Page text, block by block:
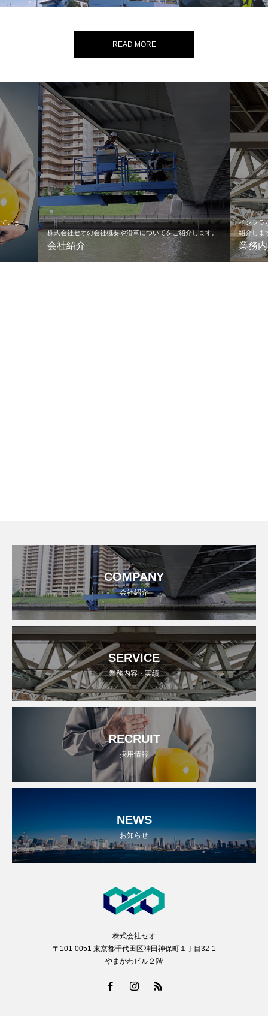
READ MORE
いま
株式会社セオの会社概要や沿革についてをご紹介します。
会社紹介
インフラ
紹介しま
業務
COMPANY
会社紹介
SERVICE
業務内容・実績
RECRUIT
採用情報
NEWS
お知らせ
株式会社セオ
〒101-0051 東京都千代田区神田神保町１丁目32-1
やまかわビル２階